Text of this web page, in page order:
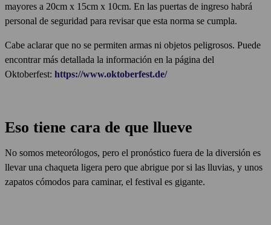
mayores a 20cm x 15cm x 10cm. En las puertas de ingreso habrá
personal de seguridad para revisar que esta norma se cumpla.
Cabe aclarar que no se permiten armas ni objetos peligrosos. Puede
encontrar más detallada la información en la página del
Oktoberfest: https://www.oktoberfest.de/
Eso tiene cara de que llueve
No somos meteorólogos, pero el pronóstico fuera de la diversión es
llevar una chaqueta ligera pero que abrigue por si las lluvias, y unos
zapatos cómodos para caminar, el festival es gigante.